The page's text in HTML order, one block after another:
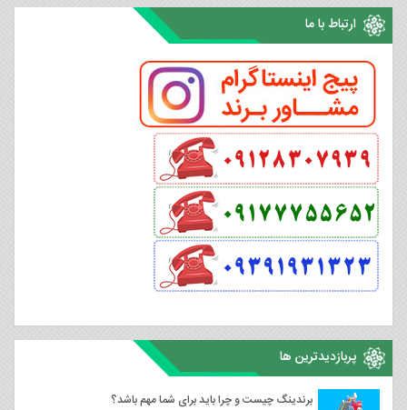
ارتباط با ما
پربازدیدترین ها
برندینگ چیست و چرا باید برای شما مهم باشد؟